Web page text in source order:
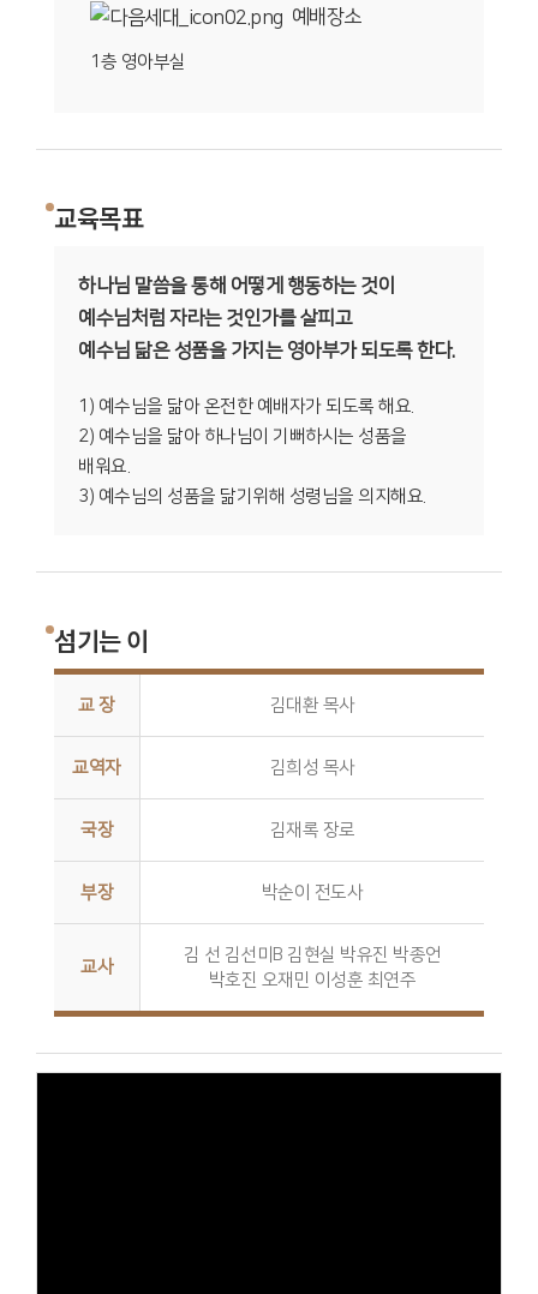
예배장소
1층 영아부실
교육목표
하나님 말씀을 통해 어떻게 행동하는 것이
예수님처럼 자라는 것인가를 살피고
예수님 닮은 성품을 가지는 영아부가 되도록 한다.
1) 예수님을 닮아 온전한 예배자가 되도록 해요.
2) 예수님을 닮아 하나님이 기뻐하시는 성품을
배워요.
3) 예수님의 성품을 닮기위해 성령님을 의지해요.
섬기는 이
교 장 김대환 목사
교역자 김희성 목사
국장 김재록 장로
부장 박순이 전도사
교사
김 선 김선미B 김현실 박유진 박종언
박호진 오재민 이성훈 최연주